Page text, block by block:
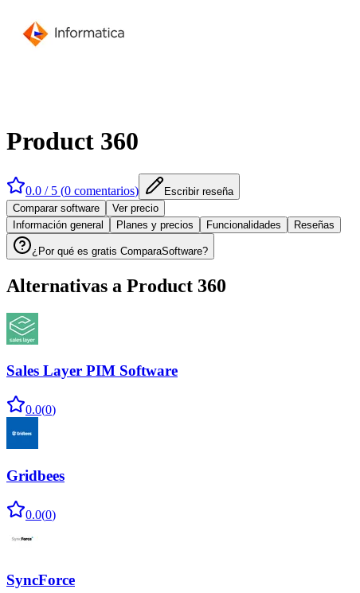
Product 360
0.0 / 5 (0 comentarios)
Escribir reseña
Comparar software
Ver precio
Información general
Planes y precios Funcionalidades Reseñas
¿Por qué es gratis ComparaSoftware?
Alternativas a Product 360
Sales Layer PIM Software
0.0(0)
Gridbees
0.0(0)
SyncForce